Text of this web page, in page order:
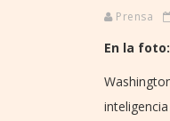
Prensa
En la